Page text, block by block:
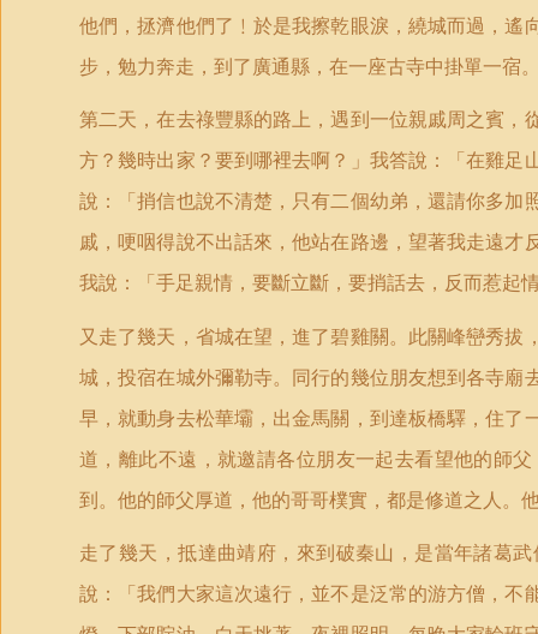
他們，拯濟他們了﹗於是我擦乾眼淚，繞城而過，
步，勉力奔走，到了廣通縣，在一座古寺中掛單一宿
第二天，在去祿豐縣的路上，遇到一位親戚周之賓
方？幾時出家？要到哪裡去啊？」我答說：「在雞
說：「捎信也說不清楚，只有二個幼弟，還請你多
戚，哽咽得說不出話來，他站在路邊，望著我走遠
我說：「手足親情，要斷立斷，要捎話去，反而惹起
又走了幾天，省城在望，進了碧雞關。此關峰巒秀
城，投宿在城外彌勒寺。同行的幾位朋友想到各寺
早，就動身去松華壩，出金馬關，到達板橋驛，住
道，離此不遠，就邀請各位朋友一起去看望他的師
到。他的師父厚道，他的哥哥樸實，都是修道之人。
走了幾天，抵達曲靖府，來到破秦山，是當年諸葛
說：「我們大家這次遠行，並不是泛常的游方僧，